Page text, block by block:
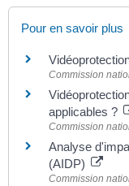
Pour en savoir plus
Commission
applicables ?
Commission
Analyse
(AIDP)
Commission